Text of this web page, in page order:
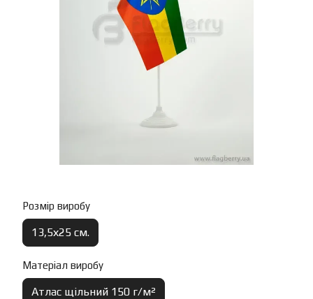
Розмір виробу
13,5х25 см.
Матеріал виробу
Атлас щільний 150 г/м²